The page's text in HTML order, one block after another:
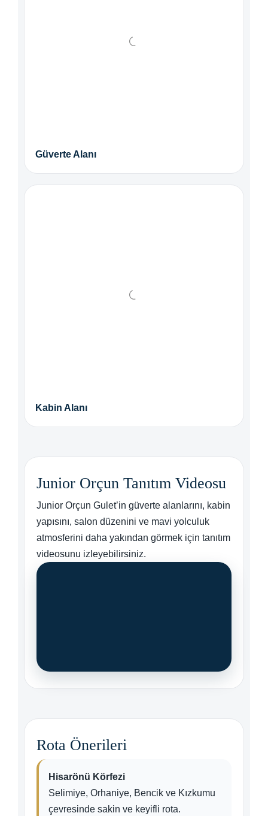
Güverte Alanı
Kabin Alanı
Junior Orçun Tanıtım Videosu
Junior Orçun Gulet’in güverte alanlarını, kabin
yapısını, salon düzenini ve mavi yolculuk
atmosferini daha yakından görmek için tanıtım
videosunu izleyebilirsiniz.
Rota Önerileri
Hisarönü Körfezi
Selimiye, Orhaniye, Bencik ve Kızkumu
çevresinde sakin ve keyifli rota.